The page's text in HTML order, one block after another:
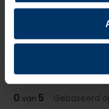
0 van 5 Gebaseerd